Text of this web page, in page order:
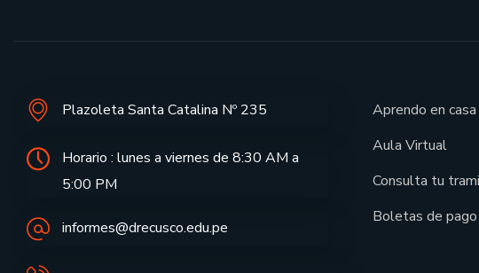
Plazoleta Santa Catalina Nº 235
Horario : lunes a viernes de 8:30 AM a
5:00 PM
informes@drecusco.edu.pe
Aprendo en casa
Aula Virtual
Consulta tu
Boletas de pago